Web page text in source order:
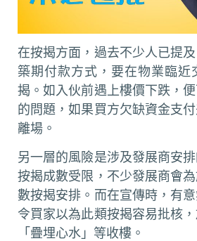
在按揭方面，過去不少人已提
築期付款方式，要在物業臨近
揭。如入伙前遇上樓價下跌，
的問題，如果買方欠缺資金支
離場。
另一層的風險是涉及發展商安
按揭成數受限，不少發展商會
數按揭安排。而在宣傳時，有
令買家以為此類按揭容易批核
「疊埋心水」等收樓。